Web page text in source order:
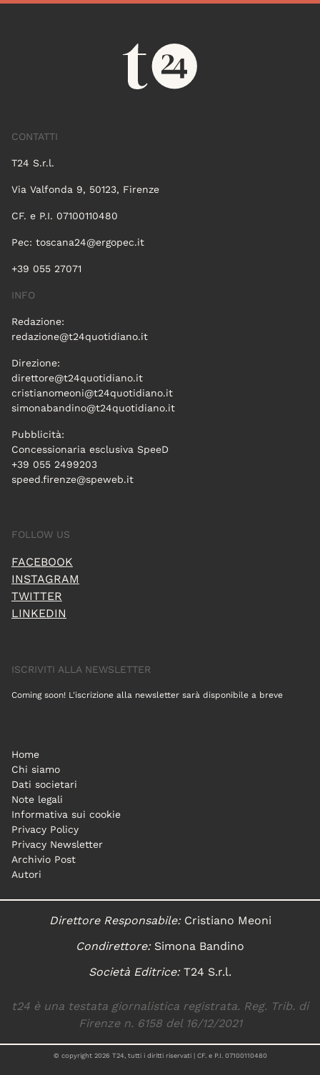
CONTATTI
T24 S.r.l.
Via Valfonda 9, 50123, Firenze
CF. e P.I. 07100110480
Pec: toscana24@ergopec.it
+39 055 27071
INFO
Redazione:
redazione@t24quotidiano.it
Direzione:
direttore@t24quotidiano.it
cristianomeoni@t24quotidiano.it
simonabandino@t24quotidiano.it
Pubblicità:
Concessionaria esclusiva SpeeD
+39 055 2499203
speed.firenze@speweb.it
FOLLOW US
FACEBOOK
INSTAGRAM
TWITTER
LINKEDIN
ISCRIVITI ALLA NEWSLETTER
Coming soon! L'iscrizione alla newsletter sarà disponibile a breve
Home
Chi siamo
Dati societari
Note legali
Informativa sui cookie
Privacy Policy
Privacy Newsletter
Archivio Post
Autori
Direttore Responsabile:Cristiano Meoni
Condirettore:Simona Bandino
Società Editrice:T24 S.r.l.
t24 è una testata giornalistica registrata. Reg. Trib. di
Firenze n. 6158 del 16/12/2021
© copyright 2026 T24, tutti i diritti riservati | CF. e P.I. 07100110480